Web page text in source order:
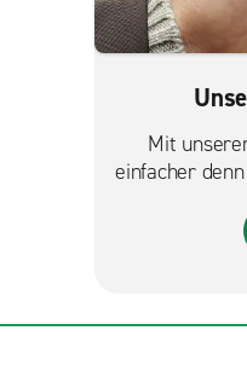
Mit
einfacher